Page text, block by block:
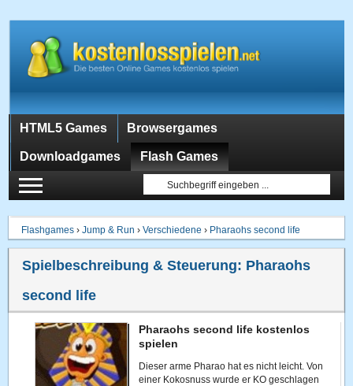
HTML5 Games Browsergames
Downloadgames Flash Games
Flashgames ›Jump & Run ›Verschiedene › Pharaohs second life
Spielbeschreibung & Steuerung: Pharaohs
second life
Pharaohs second life kostenlos
spielen
Dieser arme Pharao hat es nicht leicht. Von
einer Kokosnuss wurde er KO geschlagen